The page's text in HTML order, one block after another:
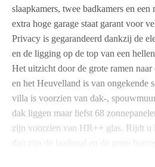
slaapkamers, twee badkamers en een
extra hoge garage staat garant voor
Privacy is gegarandeerd dankzij de
en de ligging op de top van een
Het uitzicht door de grote ramen
en het Heuvelland is van ongekende
villa is voorzien van dak-,
dak liggen maar liefst 68
zijn voorzien van HR++ glas. Rijdt u